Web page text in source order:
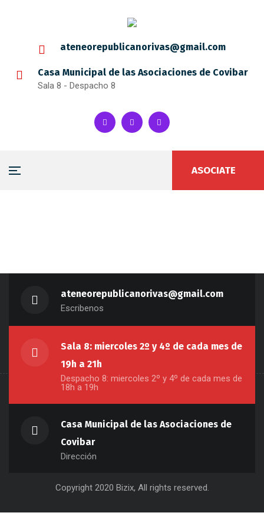
ateneorepublicanorivas@gmail.com
Casa Municipal de las Asociaciones de Covibar
Sala 8 - Despacho 8
ASOCIATE
ateneorepublicanorivas@gmail.com
Escribenos
Sala 8: miercoles 2º y 4º de cada mes de
19h a 21h
Despacho 8: miercoles 2º y 4º de cada mes de
18h a 19h
Casa Municipal de las Asociaciones de
Covibar
Dirección
Copyright 2020 Bizix, All rights reserved.